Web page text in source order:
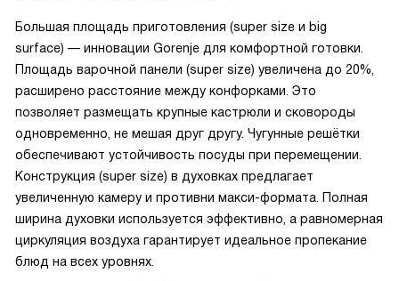
Большая площадь приготовления (super size и big
surface) — инновации Gorenje для комфортной готовки.
Площадь варочной панели (super size) увеличена до 20%,
расширено расстояние между конфорками. Это
позволяет размещать крупные кастрюли и сковороды
одновременно, не мешая друг другу. Чугунные решётки
обеспечивают устойчивость посуды при перемещении.
Конструкция (super size) в духовках предлагает
увеличенную камеру и противни макси-формата. Полная
ширина духовки используется эффективно, а равномерная
циркуляция воздуха гарантирует идеальное пропекание
блюд на всех уровнях.